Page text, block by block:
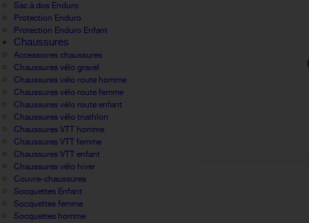
Sac à dos Enduro
Protection Enduro
Protection Enduro Enfant
Chaussures
Accessoires chaussures
Chaussures vélo gravel
Chaussures vélo route homme
Chaussures vélo route femme
Chaussures vélo route enfant
Chaussures vélo triathlon
Chaussures VTT homme
Chaussures VTT femme
Chaussures VTT enfant
Chaussures vélo hiver
Couvre-chaussures
Socquettes Enfant
Socquettes femme
Socquettes homme